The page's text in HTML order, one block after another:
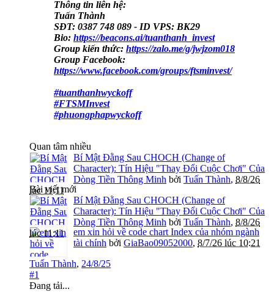
Thông tin liên hệ:
Tuấn Thành
SĐT: 0387 748 089 - ID VPS: BK29
Bio: https://beacons.ai/tuanthanh_invest
Group kiến thức: https://zalo.me/g/jwjzom018
Group Facebook:
https://www.facebook.com/groups/ftsminvest/
#tuanthanhwyckoff
#FTSMInvest
#phuongphapwyckoff
Quan tâm nhiều
Bí Mật Đằng Sau CHOCH (Change of
Character): Tín Hiệu "Thay Đổi Cuộc Chơi" Của
Dòng Tiền Thông Minh bởi Tuấn Thành, 8/8/26
lúc 11:11
Bài viết mới
Bí Mật Đằng Sau CHOCH (Change of
Character): Tín Hiệu "Thay Đổi Cuộc Chơi" Của
Dòng Tiền Thông Minh bởi Tuấn Thành, 8/8/26
lúc 11:11
em xin hỏi về code chart Index của nhóm ngành
tài chính bởi GiaBao09052000, 8/7/26 lúc 10:21
Tuấn Thành, 24/8/25
#1
Đang tải...